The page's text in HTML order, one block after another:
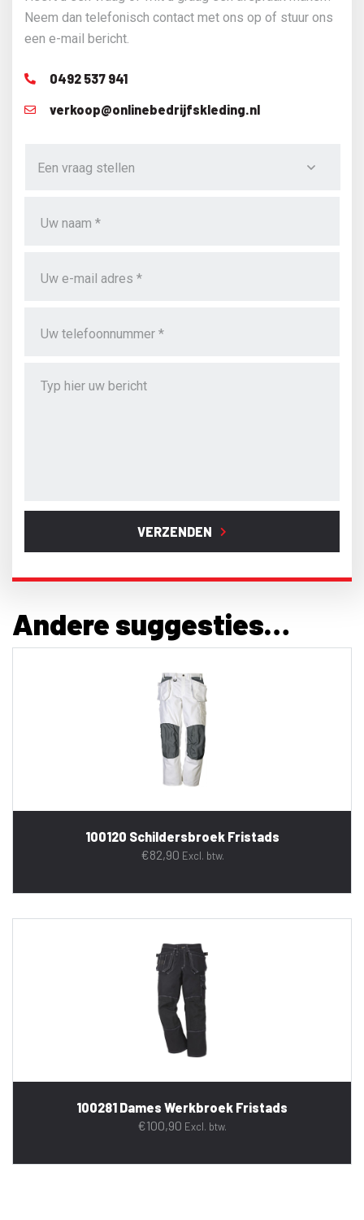
Neem dan telefonisch contact met ons op of stuur ons
een e-mail bericht.
0492 537 941
verkoop@onlinebedrijfskleding.nl
VERZENDEN
Andere suggesties…
100120 Schildersbroek Fristads
€82,90 Excl. btw.
100281 Dames Werkbroek Fristads
€100,90 Excl. btw.